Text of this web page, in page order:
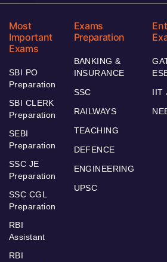
Most
Important
Exams
SBI PO
Preparation
SBI CLERK
Preparation
SEBI
Preparation
SSC JE
Preparation
SSC CGL
Preparation
RBI
Assistant
RBI
Exams
Preparation
BANKING &
INSURANCE
SSC
RAILWAYS
TEACHING
DEFENCE
ENGINEERING
UPSC
IIT